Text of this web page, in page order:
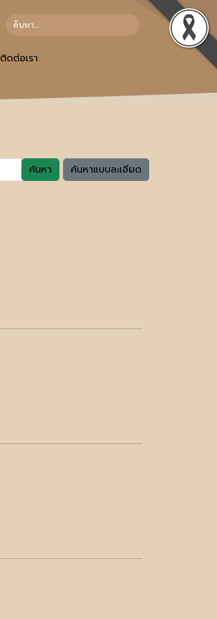
ติดต่อเรา
ค้นหา ค้นหาแบบละเอียด